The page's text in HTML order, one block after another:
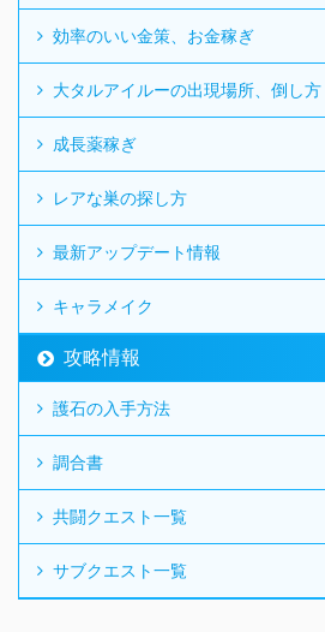
効率のいい金策、お金稼ぎ
大タルアイルーの出現場所、倒し方
成長薬稼ぎ
レアな巣の探し方
最新アップデート情報
キャラメイク
攻略情報
護石の入手方法
調合書
共闘クエスト一覧
サブクエスト一覧